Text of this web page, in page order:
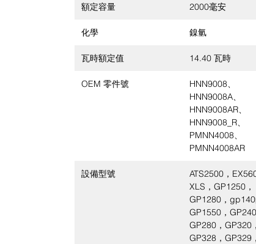
額定容量 2000毫安
化學 鎳氫
瓦時額定值 14.40 瓦時
OEM 零件號
HNN9008、
HNN9008A、
HNN9008AR、
HNN9008_R、
PMNN4008、
PMNN4008AR
設備型號
ATS2500，
XLS，GP1250，
GP1280，gp140
GP1550，GP240
GP280，GP320，
GP328，GP329，